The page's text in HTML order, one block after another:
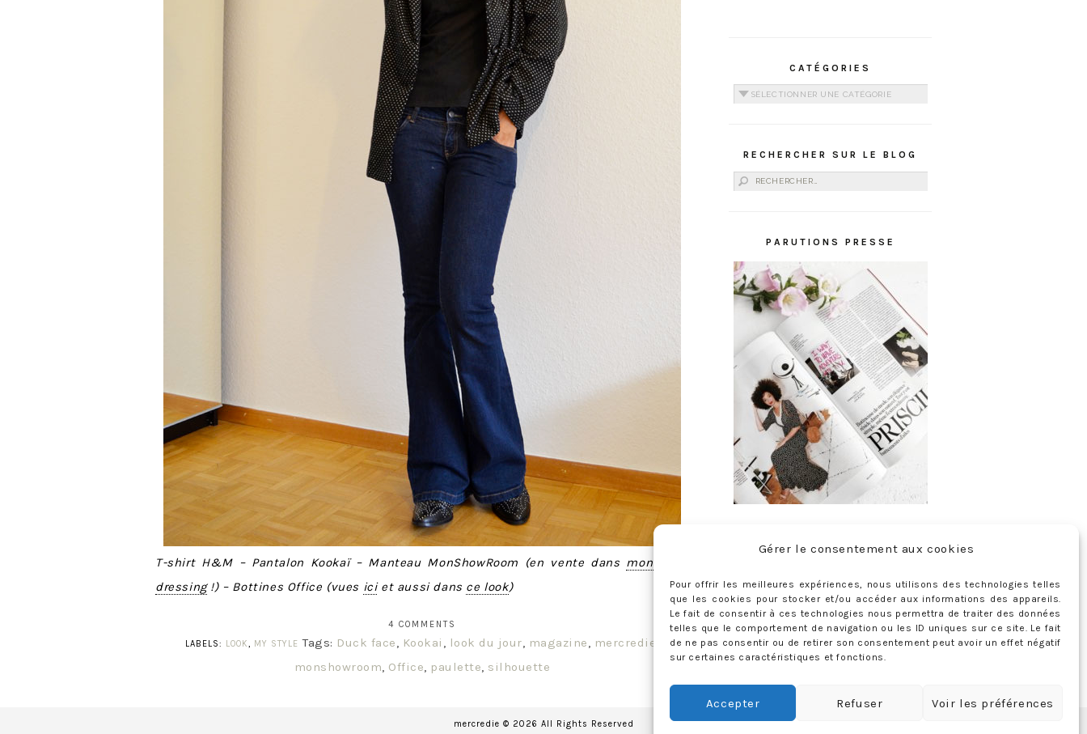
Gérer le consentement aux cookies
Pour offrir les meilleures expériences, nous utilisons des technologies telles
que les cookies pour stocker et/ou accéder aux informations des appareils.
Le fait de consentir à ces technologies nous permettra de traiter des données
telles que le comportement de navigation ou les ID uniques sur ce site. Le fait
de ne pas consentir ou de retirer son consentement peut avoir un effet négatif
sur certaines caractéristiques et fonctions.
Accepter Refuser Voir les préférences
T-shirt H&M – Pantalon Kookaï – Manteau MonShowRoom (en vente dans mon vide-
dressing!) – Bottines Office (vues iciet aussi dans ce look)
4 COMMENTS
LABELS: LOOK, MY STYLE Tags: Duck face, Kookai , look du jour, magazine, mercredie
monshowroom, Office, paulette, silhouette
CATÉGORIES
Catégories
RECHERCHER SUR LE BLOG
Rechercher :
PARUTIONS PRESSE
ABONNEMENT
Adresse
e-
mail
Je m'abonne !
Rejoignez les 398 autres abonnés
mercredie © 2026 All Rights Reserved